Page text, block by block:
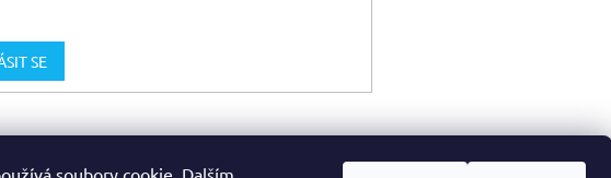
soubory cookie. Dalším
SE